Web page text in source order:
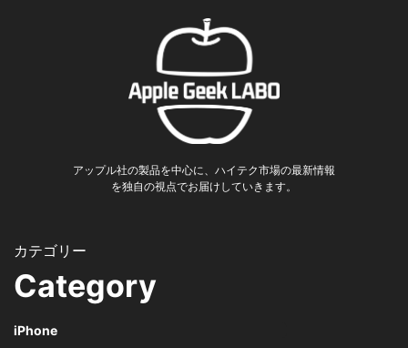
アップル社の製品を中心に、ハイテク市場の最新情報
を独自の視点でお届けしていきます。
Category
iPhone